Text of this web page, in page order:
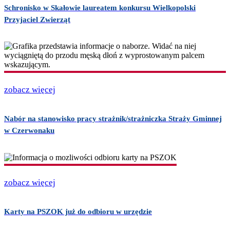
Schronisko w Skałowie laureatem konkursu Wielkopolski
Przyjaciel Zwierząt
zobacz więcej
Nabór na stanowisko pracy strażnik/strażniczka Straży Gminnej
w Czerwonaku
zobacz więcej
Karty na PSZOK już do odbioru w urzędzie